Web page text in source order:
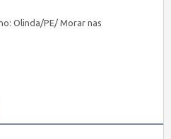
Olinda/PE/ Morar nas